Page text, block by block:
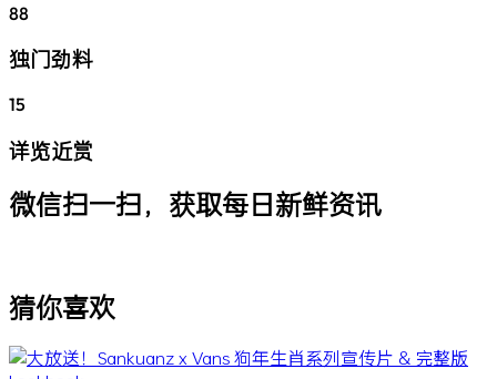
88
独门劲料
15
详览近赏
微信扫一扫，获取每日新鲜资讯
猜你喜欢